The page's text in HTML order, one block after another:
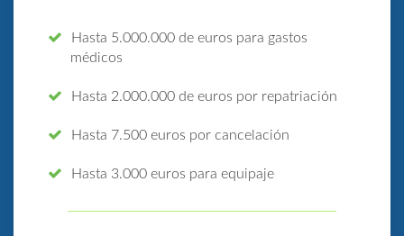
Hasta 5.000.000 de euros para gastos
médicos
Hasta 2.000.000 de euros por repatriación
Hasta 7.500 euros por cancelación
Hasta 3.000 euros para equipaje